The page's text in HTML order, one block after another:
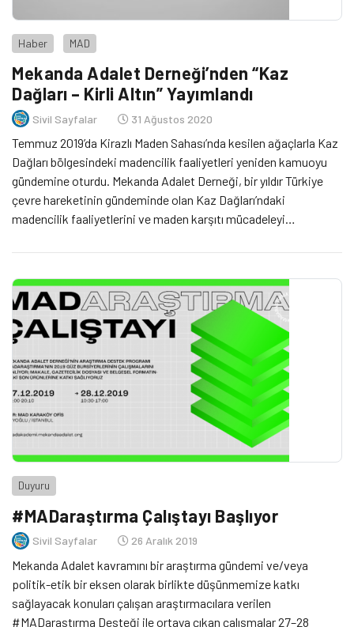
Haber MAD
Mekanda Adalet Derneği’nden “Kaz
Dağları – Kirli Altın” Yayımlandı
Sivil Sayfalar 31 Ağustos 2020
Temmuz 2019’da Kirazlı Maden Sahası’nda kesilen ağaçlarla Kaz
Dağları bölgesindeki madencilik faaliyetleri yeniden kamuoyu
gündemine oturdu. Mekanda Adalet Derneği, bir yıldır Türkiye
çevre hareketinin gündeminde olan Kaz Dağları’ndaki
madencilik faaliyetlerini ve maden karşıtı mücadeleyi
Duyuru
#MADaraştırma Çalıştayı Başlıyor
Sivil Sayfalar 26 Aralık 2019
Mekanda Adalet kavramını bir araştırma gündemi ve/veya
politik-etik bir eksen olarak birlikte düşünmemize katkı
sağlayacak konuları çalışan araştırmacılara verilen
#MADaraştırma Desteği ile ortaya çıkan çalışmalar 27–28